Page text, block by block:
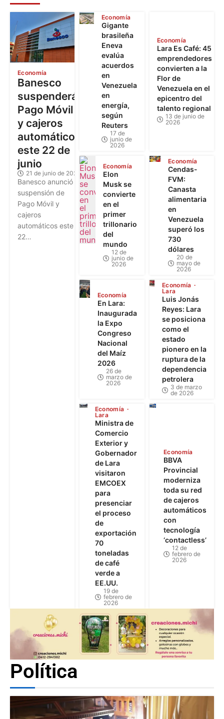
Economía
Banesco
suspenderá
Pago Móvil
y cajeros
automáticos
este 22 de
junio
21 de junio de 2026
Banesco anunció la
suspensión de
Pago Móvil y
cajeros
automáticos este
22…
Economía
Gigante
brasileña
Eneva
evalúa
acuerdos
en
Venezuela
en
energía,
según
Reuters
17 de
junio de
2026
Economía
Lara Es Café: 45
emprendedores
convierten a la
Flor de
Venezuela en el
epicentro del
talento regional
13 de junio de
2026
Economía
Elon
Musk se
convierte
en el
primer
trillonario
del
mundo
12 de
junio de
2026
Economía
Cendas-
FVM:
Canasta
alimentaria
en
Venezuela
superó los
730
dólares
20 de
mayo de
2026
Economía
En Lara:
Inaugurada
la Expo
Congreso
Nacional
del Maíz
2026
26 de
marzo de
2026
Economía
Lara
Luis Jonás
Reyes: Lara
se posiciona
como el
estado
pionero en la
ruptura de la
dependencia
petrolera
3 de marzo
de 2026
Economía
Lara
Ministra de
Comercio
Exterior y
Gobernador
de Lara
visitaron
EMCOEX
para
presenciar
el proceso
de
exportación
70
toneladas
de café
verde a
EE.UU.
19 de
febrero de
2026
Economía
BBVA
Provincial
moderniza
toda su red
de cajeros
automáticos
con
tecnología
‘contactless’
12 de
febrero de
2026
Política